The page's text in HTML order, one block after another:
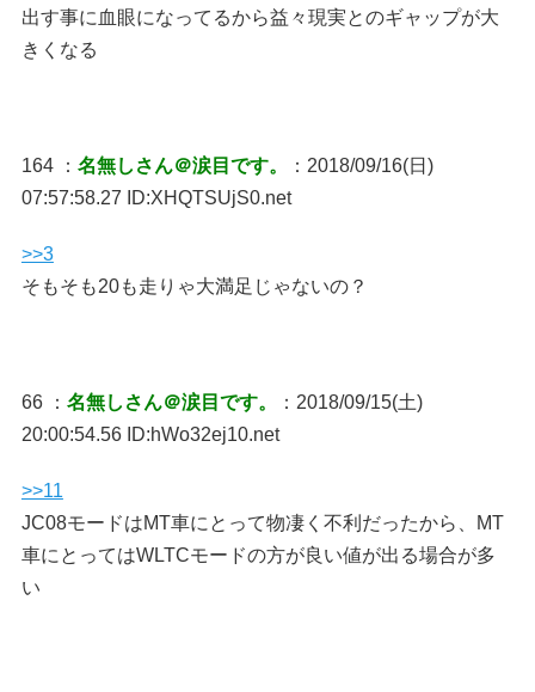
出す事に血眼になってるから益々現実とのギャップが大
きくなる
164 ： 名無しさん＠涙目です。
：2018/09/16(日)
07:57:58.27 ID:XHQTSUjS0.net
>>3
そもそも20も走りゃ大満足じゃないの？
66 ： 名無しさん＠涙目です。
：2018/09/15(土)
20:00:54.56 ID:hWo32ej10.net
>>11
JC08モードはMT車にとって物凄く不利だったから、MT
車にとってはWLTCモードの方が良い値が出る場合が多
い